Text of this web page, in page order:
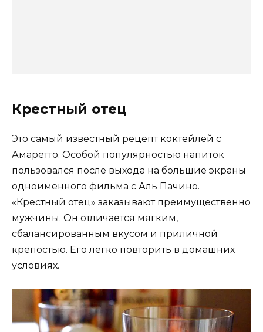
Крестный отец
Это самый известный рецепт коктейлей с
Амаретто. Особой популярностью напиток
пользовался после выхода на большие экраны
одноименного фильма с Аль Пачино.
«Крестный отец» заказывают преимущественно
мужчины. Он отличается мягким,
сбалансированным вкусом и приличной
крепостью. Его легко повторить в домашних
условиях.